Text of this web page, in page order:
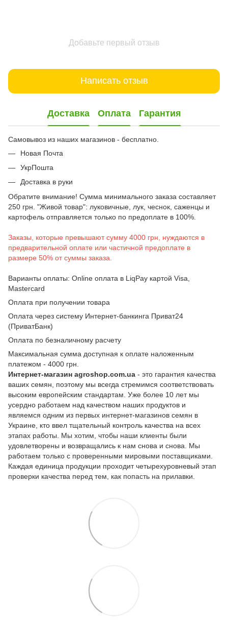
Добавьте первый отзыв
Написать отзыв
Доставка Оплата Гарантия
Самовывоз из наших магазинов - бесплатно.
Новая Почта
УкрПошта
Доставка в руки
Обратите внимание! Сумма минимального заказа составляет
250 грн. "Живой товар": луковичные, лук, чеснок, саженцы и
картофель отправляется только по предоплате в 100%.
Заказы, которые превышают сумму 4000 грн, нуждаются в
предварительной оплате или частичной предоплате в
размере 50% от суммы заказа.
Варианты оплаты: Online оплата в LiqPay картой Visa,
Mastercard
Оплата при получении товара
Оплата через систему Интернет-банкинга Приват24
(ПриватБанк)
Оплата по безналичному расчету
Максимальная сумма доступная к оплате наложенным
платежом - 4000 грн.
Интернет-магазин agroshop.com.ua - это гарантия качества
ваших семян, поэтому мы всегда стремимся соответствовать
высоким европейским стандартам. Уже более 10 лет мы
усердно работаем над качеством наших продуктов и
являемся одним из первых интернет-магазинов семян в
Украине, кто ввел тщательный контроль качества на всех
этапах работы. Мы хотим, чтобы наши клиенты были
удовлетворены и возвращались к нам снова и снова. Мы
работаем только с проверенными мировыми поставщиками.
Каждая единица продукции проходит четырехуровневый этап
проверки качества перед тем, как попасть на прилавки.